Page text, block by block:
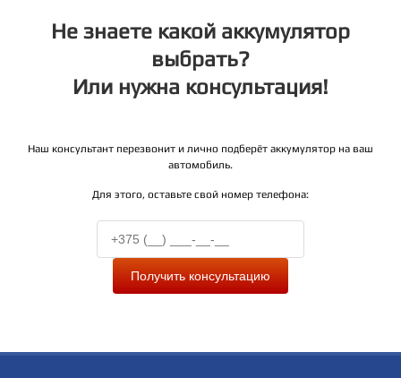
Не знаете какой аккумулятор
выбрать?
Или нужна консультация!
Наш консультант перезвонит и лично подберёт аккумулятор на ваш
автомобиль.
Для этого, оставьте свой номер телефона:
Получить консультацию